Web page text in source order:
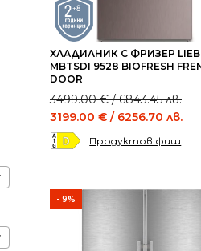
ХЛАДИЛНИК С ФРИЗЕР
MBTSDI 9528 BIOFRESH
DOOR
3499.00€/ 6843.45 лв.
Original
price
was:
3499.00 €
3199.00 € / 6256.70 лв.
Current
price
is:
3199.00 €
Продуктов фиш
- 9%